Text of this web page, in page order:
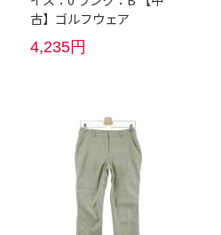
古】ゴルフウェア
4,235円